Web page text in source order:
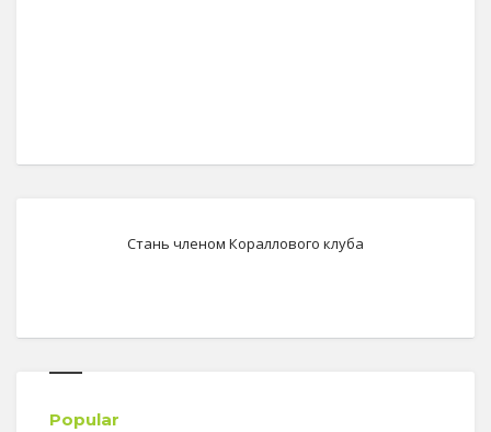
Стань членом Кораллового клуба
Popular